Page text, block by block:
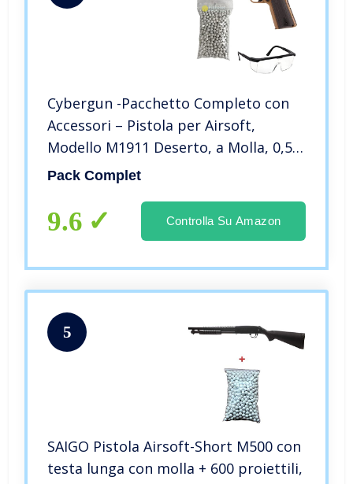
Cybergun -Pacchetto Completo con
Accessori – Pistola per Airsoft,
Modello M1911 Deserto, a Molla, 0,5
Joule, Carrello in Metallo, Ricarica
Pack Complet
9.6 Controlla Su Amazon
5
SAIGO Pistola Airsoft-Short M500 con
testa lunga con molla + 600 proiettili,